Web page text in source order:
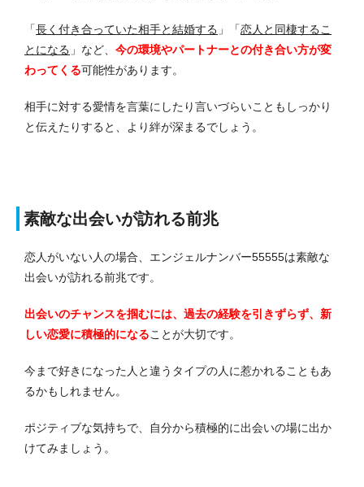
「長く付き合っていた相手と結婚する 」「恋人と同棲するこ
とになる 」など、 今の環境やパートナーとの付き合い方が変
わってくる可能性があります。
相手に対する愛情を言葉にしたり言いづらいこともしっかり
と伝えたりすると、より絆が深まるでしょう。
素敵な出会いが訪れる前兆
恋人がいない人の場合、エンジェルナンバー55555は素敵な
出会いが訪れる前兆です。
出会いのチャンスを掴むには、過去の経験を引きずらず、新
しい恋愛に積極的になることが大切です。
今まで好きになった人と違うタイプの人に惹かれることもあ
るかもしれません。
ポジティブな気持ちで、自分から積極的に出会いの場に出か
けてみましょう。